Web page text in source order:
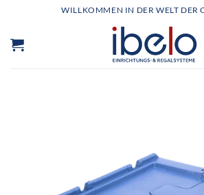
springen
WILLKOMMEN IN DER WELT DER